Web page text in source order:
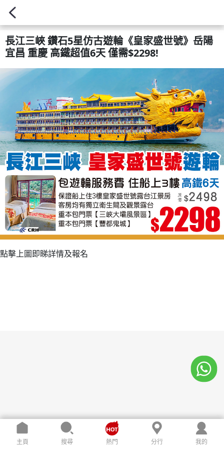
長江三峽 鑽石5星仿古遊輪《皇家盛世號》岳陽
宜昌 重慶 高鐵超值6天 僅需$2298!
點擊上圖即睇詳情及報名
主頁 搜尋 熱門 分行 我的